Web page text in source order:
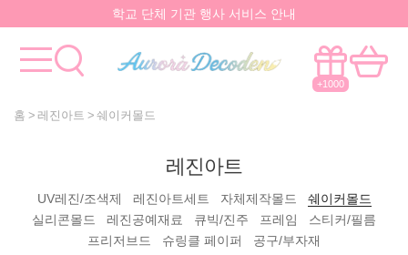
학교 단체 기관 행사 서비스 안내
모든걸 한곳에서!국내유일 원스톱 제작서비스
+1000
홈 레진아트 쉐이커몰드
레진아트
UV레진/조색제 레진아트세트 자체제작몰드
쉐이커몰드
실리콘몰드
레진공예재료 큐빅/진주 프레임
스티커/필름
프리저브드
슈링클 페이퍼 공구/부자재